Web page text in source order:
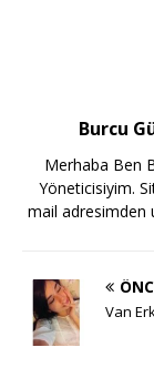
Burcu
Merhaba Ben
Yöneticisiyim.
mail adresimden
Van